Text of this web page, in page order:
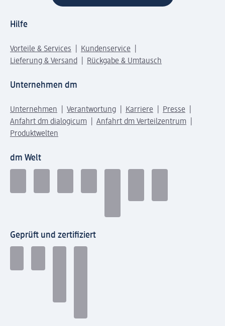
Hilfe
Vorteile & Services
Kundenservice
Lieferung & Versand
Rückgabe & Umtausch
Unternehmen dm
Unternehmen Verantwortung Karriere
Presse
Anfahrt dm dialogicum
Anfahrt dm Verteilzentrum
Produktwelten
dm Welt
Geprüft und zertifiziert